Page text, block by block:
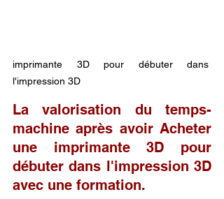
imprimante 3D pour débuter dans
l'impression 3D
La valorisation du temps-
machine après avoir Acheter
une imprimante 3D pour
débuter dans l'impression 3D
avec une formation.